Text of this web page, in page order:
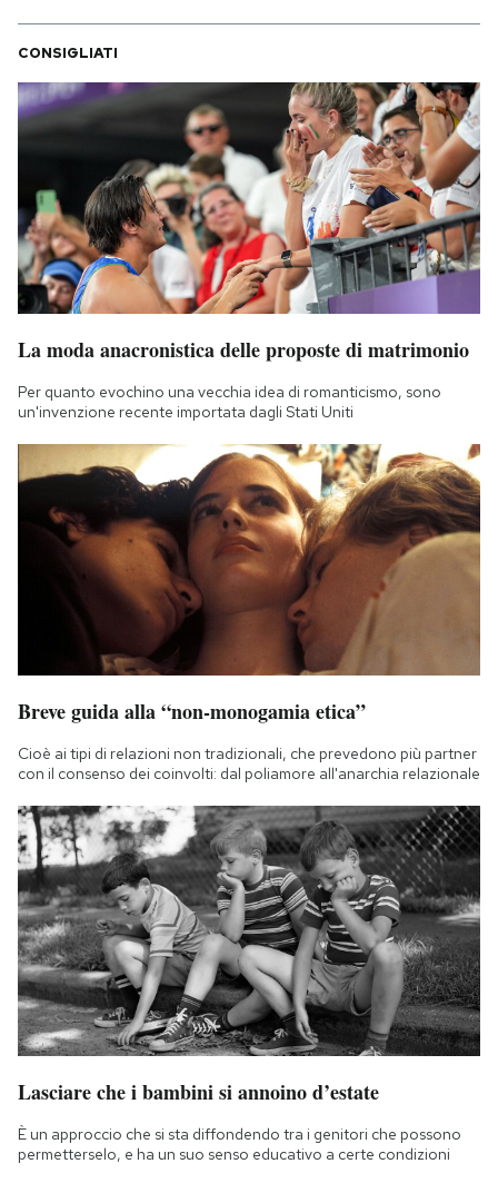
CONSIGLIATI
La moda anacronistica delle proposte di matrimonio
Per quanto evochino una vecchia idea di romanticismo, sono
un'invenzione recente importata dagli Stati Uniti
Breve guida alla “non-monogamia etica”
Cioè ai tipi di relazioni non tradizionali, che prevedono più partner
con il consenso dei coinvolti: dal poliamore all'anarchia relazionale
Lasciare che i bambini si annoino d’estate
È un approccio che si sta diffondendo tra i genitori che possono
permetterselo, e ha un suo senso educativo a certe condizioni